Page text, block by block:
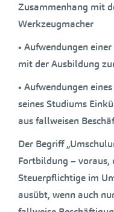
Zusammenhang mit
Werkzeugmacher
• Aufwendungen
mit der Ausbildung
• Aufwendungen
seines Studiums
aus fallweisen
Der Begriff
Fortbildung – voraus,
Steuerpflichtige im
ausübt, wenn auch